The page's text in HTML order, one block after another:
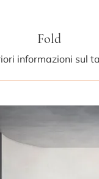
Fold